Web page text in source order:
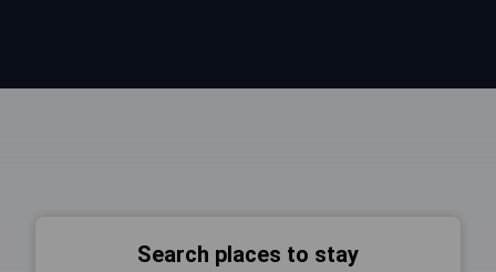
Search places to stay